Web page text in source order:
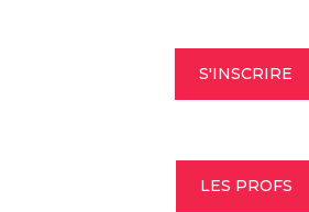
S'INSCRIRE
LES PROFS